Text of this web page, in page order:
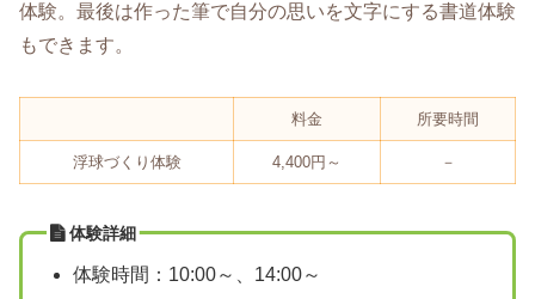
体験。最後は作った筆で自分の思いを文字にする書道体験
もできます。
料金 所要時間
浮球づくり体験 4,400円～ －
体験詳細
体験時間：10:00～、14:00～